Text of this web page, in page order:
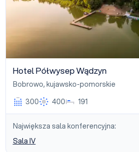
Hotel Półwysep Wądzyn
Bobrowo,kujawsko-pomorskie
300
400 191
Największa sala konferencyjna:
Sala IV